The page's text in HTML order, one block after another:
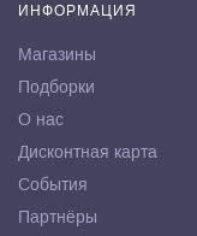
ИНФОРМАЦИЯ
Магазины
Подборки
О нас
Дисконтная карта
События
Партнёры